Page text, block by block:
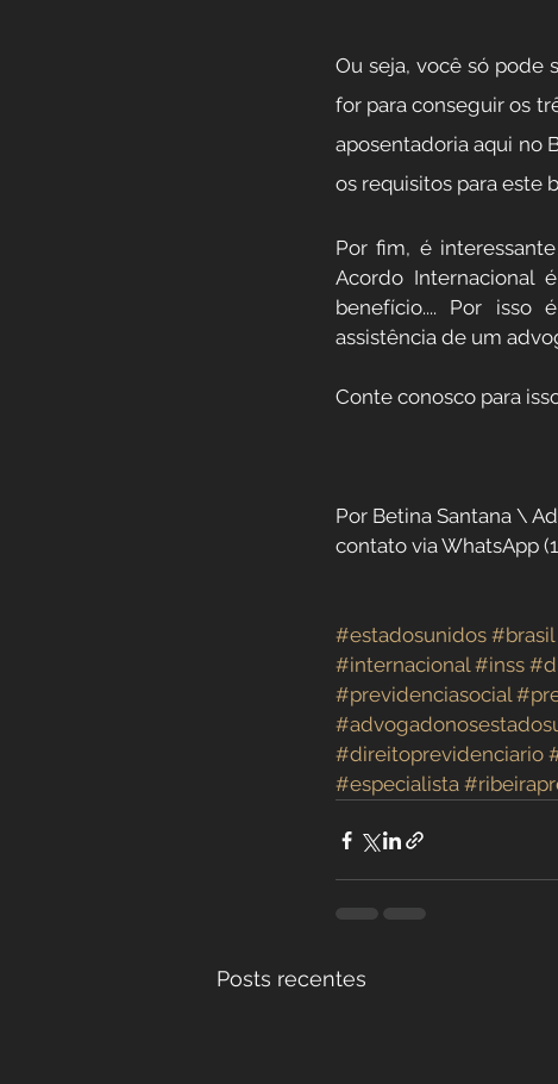
Ou seja, você só pode
for para conseguir os
aposentadoria aqui no
os requisitos para este
Por fim, é
Acordo Internacional é
benefício.... Por isso
assistência de um
Conte conosco para
Por Betina Santana \
contato via WhatsApp
#estadosunidos #brasil
#internacional #inss
#previdenciasocial
#direitoprevidenciario
#especialista
Posts recentes